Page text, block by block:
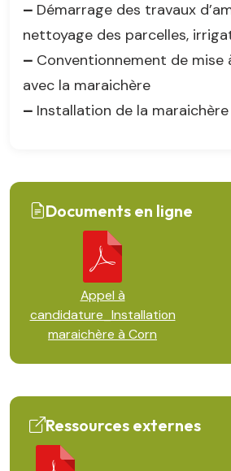
– Démarrage des travaux
nettoyage des parcelles,
– Conventionnement de mise
avec la maraichère
– Installation de la maraichère
Documents en ligne
Appel à
candidature_Installation
maraichère à Corn
Ressources externes